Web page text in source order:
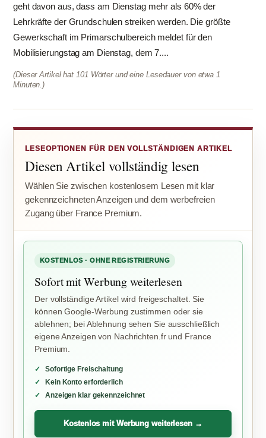
geht davon aus, dass am Dienstag mehr als 60% der
Lehrkräfte der Grundschulen streiken werden. Die größte
Gewerkschaft im Primarschulbereich meldet für den
Mobilisierungstag am Dienstag, dem 7....
(Dieser Artikel hat 101 Wörter und eine Lesedauer von etwa 1
Minuten.)
LESEOPTIONEN FÜR DEN VOLLSTÄNDIGEN ARTIKEL
Diesen Artikel vollständig lesen
Wählen Sie zwischen kostenlosem Lesen mit klar
gekennzeichneten Anzeigen und dem werbefreien
Zugang über France Premium.
KOSTENLOS · OHNE REGISTRIERUNG
Sofort mit Werbung weiterlesen
Der vollständige Artikel wird freigeschaltet. Sie
können Google-Werbung zustimmen oder sie
ablehnen; bei Ablehnung sehen Sie ausschließlich
eigene Anzeigen von Nachrichten.fr und France
Premium.
Sofortige Freischaltung
Kein Konto erforderlich
Anzeigen klar gekennzeichnet
Kostenlos mit Werbung weiterlesen →